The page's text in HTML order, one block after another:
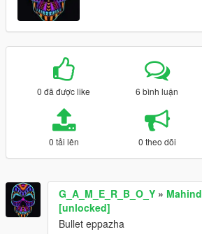
0 đã được like 6 bình luận
0 tải lên 0 theo dõi
G_A_M_E_R_B_O_Y »
[unlocked]
Bullet eppazha